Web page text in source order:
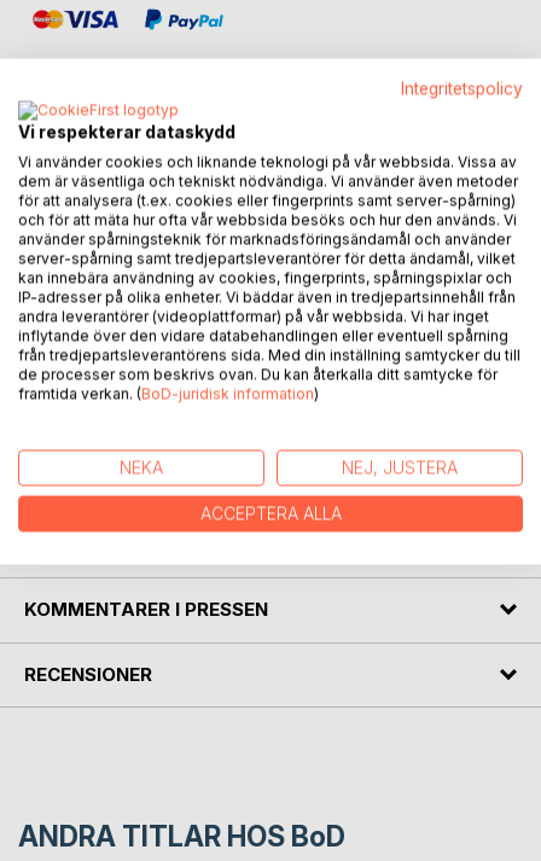
BESKRIVNING
Boken består av to deler. Den første delen inneholder dikt
og foto av femogtyve vanlige norske trær.
Den andre delen har perspektiver på plantenaturen og
naturmedisin.
Det er avsnitt om: 1) de fem elementene som brukes i feng
shui og tradisjonell kinesisk medisin 2) trær som
blomstermedisin 3) trær som arketyper med referanse til
human design, menneskenaturen.
eller human design vil du kunne ha glede av denne
diktsamlingen.
KOMMENTARER I PRESSEN
RECENSIONER
ANDRA TITLAR HOS BoD
Integritetspolicy
Vi respekterar dataskydd
Vi använder cookies och liknande teknologi på vår webbsida. Vissa av
dem är väsentliga och tekniskt nödvändiga. Vi använder även metoder
för att analysera (t.ex. cookies eller fingerprints samt server-spårning)
och för att mäta hur ofta vår webbsida besöks och hur den används. Vi
använder spårningsteknik för marknadsföringsändamål och använder
server-spårning samt tredjepartsleverantörer för detta ändamål, vilket
kan innebära användning av cookies, fingerprints, spårningspixlar och
IP-adresser på olika enheter. Vi bäddar även in tredjepartsinnehåll från
andra leverantörer (videoplattformar) på vår webbsida. Vi har inget
inflytande över den vidare databehandlingen eller eventuell spårning
från tredjepartsleverantörens sida. Med din inställning samtycker du till
de processer som beskrivs ovan. Du kan återkalla ditt samtycke för
framtida verkan. (BoD-juridisk information)
NEKA NEJ, JUSTERA
ACCEPTERA ALLA